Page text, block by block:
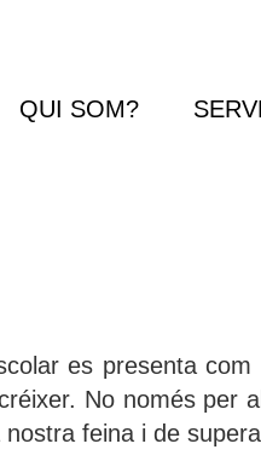
QUI SOM?
es presenta
No només per
feina i de